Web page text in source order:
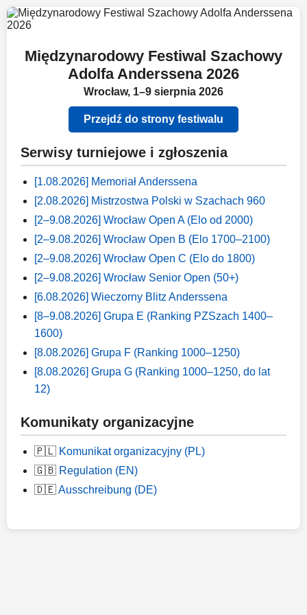
Międzynarodowy Festiwal Szachowy
Adolfa Anderssena 2026
Wrocław, 1–9 sierpnia 2026
Przejdź do strony festiwalu
Serwisy turniejowe i zgłoszenia
[1.08.2026] Memoriał Anderssena
[2.08.2026] Mistrzostwa Polski w Szachach 960
[2–9.08.2026] Wrocław Open A (Elo od 2000)
[2–9.08.2026] Wrocław Open B (Elo 1700–2100)
[2–9.08.2026] Wrocław Open C (Elo do 1800)
[2–9.08.2026] Wrocław Senior Open (50+)
[6.08.2026] Wieczorny Blitz Anderssena
[8–9.08.2026] Grupa E (Ranking PZSzach 1400–
1600)
[8.08.2026] Grupa F (Ranking 1000–1250)
[8.08.2026] Grupa G (Ranking 1000–1250, do lat
12)
Komunikaty organizacyjne
🇵🇱 Komunikat organizacyjny (PL)
🇬🇧 Regulation (EN)
🇩🇪Ausschreibung (DE)